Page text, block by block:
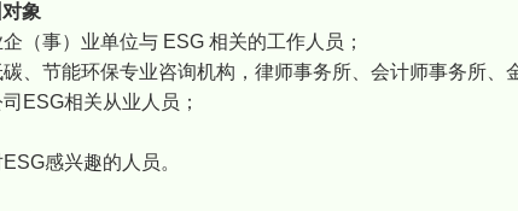
象
（事）业单位与 ESG 相关的工作人员；
碳、节能环保专业咨询机构，律师事务所、会计师事务所、
ESG相关从业人员；
感兴趣的人员。